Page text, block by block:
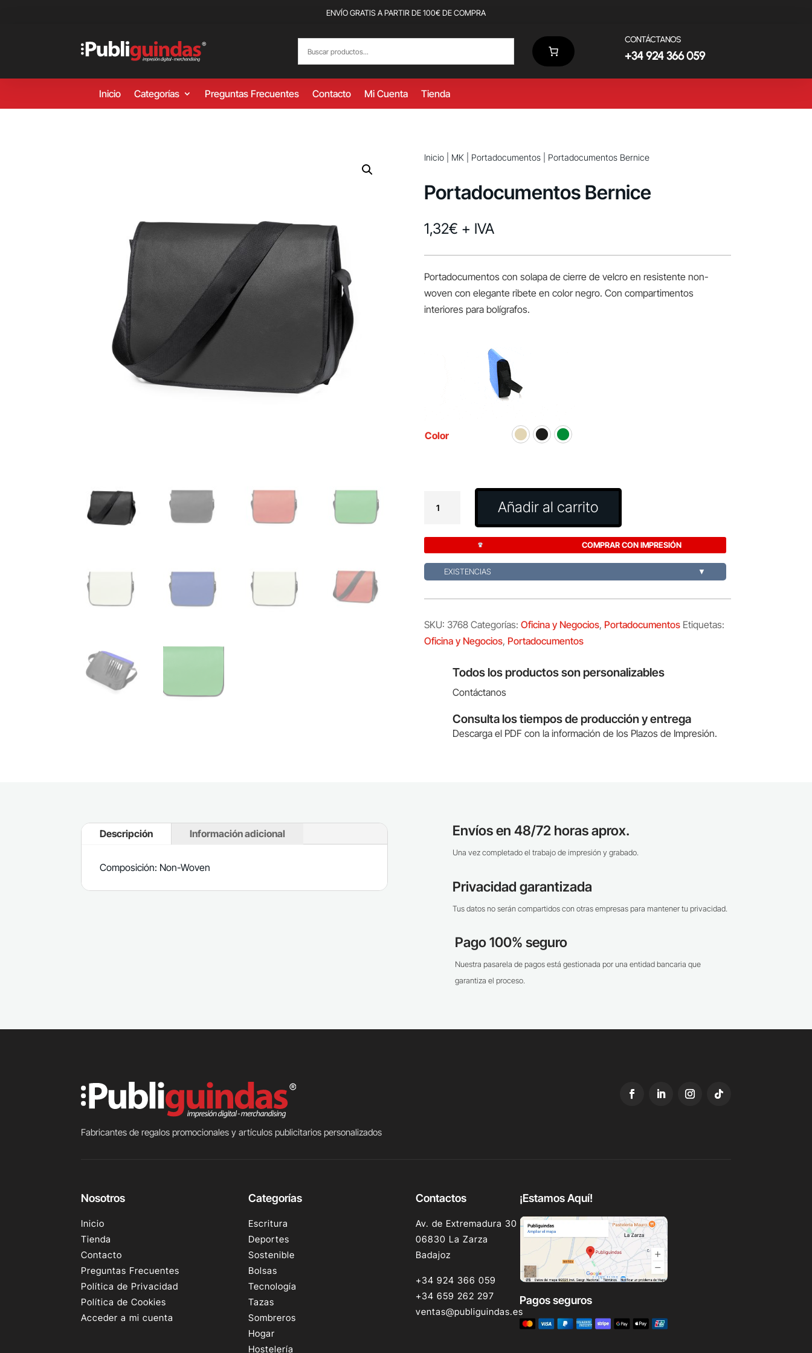
ENVÍO GRATIS A PARTIR DE 100€ DE COMPRA
CONTÁCTANOS
+34 924 366 059
Inicio Categorías Preguntas Frecuentes Contacto Mi Cuenta Tienda
Inicio| MK| Portadocumentos| Portadocumentos Bernice
Portadocumentos Bernice
1,32€ + IVA
Portadocumentos con solapa de cierre de velcro en resistente non-
woven con elegante ribete en color negro. Con compartimentos
interiores para bolígrafos.
Color
Bernice
Añadir al carrito
COMPRAR CON IMPRESIÓN
EXISTENCIAS ▼
SKU: 3768 Categorías: Oficina y Negocios, Portadocumentos Etiquetas:
Oficina y Negocios, Portadocumentos
Todos los productos son personalizables
Contáctanos
Consulta los tiempos de producción y entrega
Descarga el PDF con la información de los Plazos de Impresión.
Descripción Información adicional
Composición: Non-Woven
Envíos en 48/72 horas aprox.
Una vez completado el trabajo de impresión y grabado.
Privacidad garantizada
Tus datos no serán compartidos con otras empresas para mantener tu privacidad.
Pago 100% seguro
Nuestra pasarela de pagos está gestionada por una entidad bancaria que
garantiza el proceso.
Fabricantes de regalos promocionales y artículos publicitarios personalizados
Nosotros
Inicio
Tienda
Contacto
Preguntas Frecuentes
Política de Privacidad
Política de Cookies
Acceder a mi cuenta
Categorías
Escritura
Deportes
Sostenible
Bolsas
Tecnología
Tazas
Sombreros
Hogar
Hostelería
Contactos
Av. de Extremadura 30
06830 La Zarza
Badajoz
+34 924 366 059
+34 659 262 297
ventas@publiguindas.es
¡Estamos Aquí!
Pagos seguros